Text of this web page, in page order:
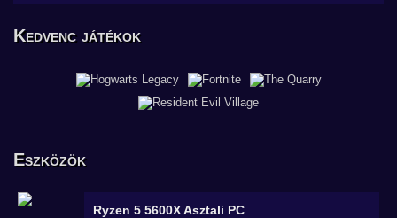
Kedvenc játékok
Eszközök
Ryzen 5 5600XAsztali PC